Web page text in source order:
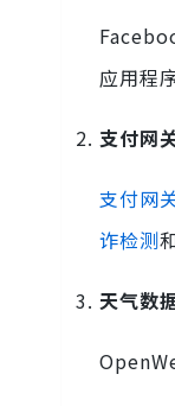
应用程
支付网
支付网
诈检测
天气数